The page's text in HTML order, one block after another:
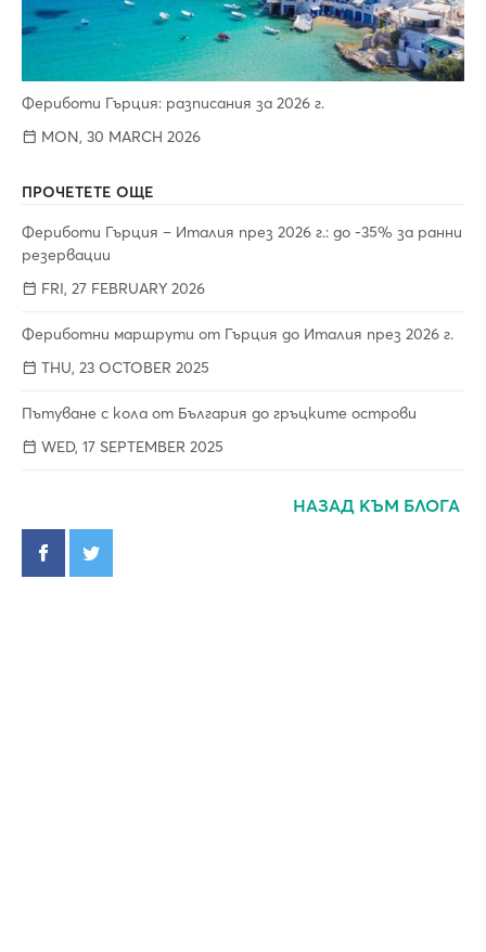
Фериботи Гърция: разписания за 2026 г.
MON, 30 MARCH 2026
ПРОЧЕТЕТЕ ОЩЕ
Фериботи Гърция – Италия през 2026 г.: до -35% за ранни
резервации
FRI, 27 FEBRUARY 2026
Фериботни маршрути от Гърция до Италия през 2026 г.
THU, 23 OCTOBER 2025
Пътуване с кола от България до гръцките острови
WED, 17 SEPTEMBER 2025
НАЗАД КЪМ БЛОГА